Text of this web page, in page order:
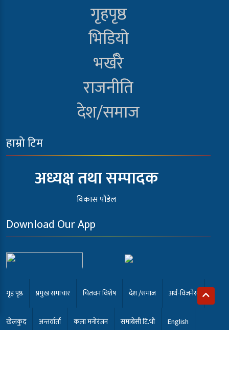
गृहपृष्ठ
भिडियो
भर्खरै
राजनीति
देश/समाज
हाम्रो टिम
अध्यक्ष तथा सम्पादक
विकास पौडेल
Download Our App
गृह पृष्ठ प्रमुख समाचार चितवन विशेष देश /समाज अर्थ-विजनेस
खेलकुद अन्तर्वार्ता कला मनोरंजन समाबेसी टि.भी English